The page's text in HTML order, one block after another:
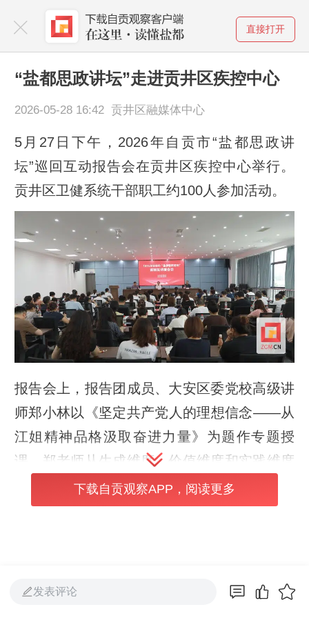
直接打开
“盐都思政讲坛”走进贡井区疾控中心
2026-05-28 16:42 贡井区融媒体中心
5月27日下午，2026年自贡市“盐都思政讲
坛”巡回互动报告会在贡井区疾控中心举行。
贡井区卫健系统干部职工约100人参加活动。
报告会上，报告团成员、大安区委党校高级讲
师郑小林以《坚定共产党人的理想信念——从
江姐精神品格汲取奋进力量》为题作专题授
课。郑老师从生成维度、价值维度和实践维度
三个方面，系统阐述了江姐精神品格的内源成
因、内涵要义与传承路径，带领大家重温江竹
下载自贡观察APP，阅读更多
发表评论